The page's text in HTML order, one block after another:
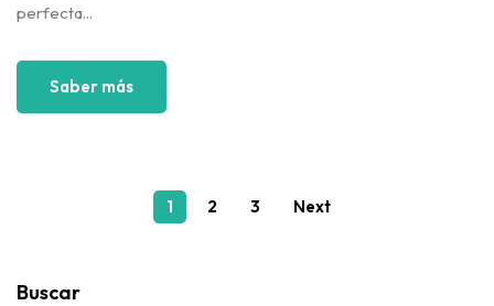
perfecta...
Saber más
1 2 3 Next
Buscar